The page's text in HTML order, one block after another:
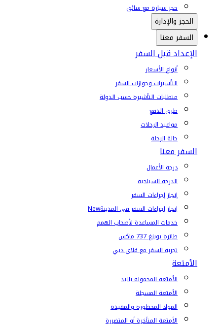
حجز سيارة مع سائق
الحجز والإدارة
السفر معنا
الإعداد قبل السفر
أنواع الأسعار
التأشيرات وجوازات السفر
متطلبات التأشيرة حسب الدولة
طرق الدفع
مواعيد الرحلات
حالة الرحلة
السفر معنا
درجة الأعمال
الدرجة السياحية
إنجاز إجراءات السفر
إنجاز إجراءات السفر في المدينةNew
خدمات المساعدة لأصحاب الهمم
طائرة بوينغ 737 ماكس
تجربة السفر مع فلاي دبي
الأمتعة
الأمتعة المحمولة باليد
الأمتعة المسجلة
المواد المحظورة والمقيدة
الأمتعة المتأخرة أو المتضررة